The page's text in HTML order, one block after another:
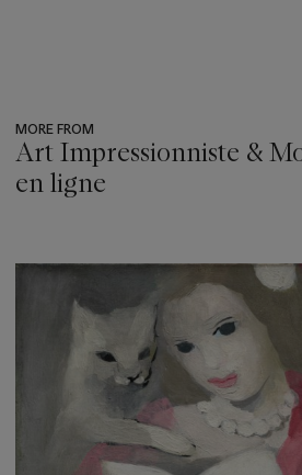
MORE FROM
Art Impressionniste &
en ligne